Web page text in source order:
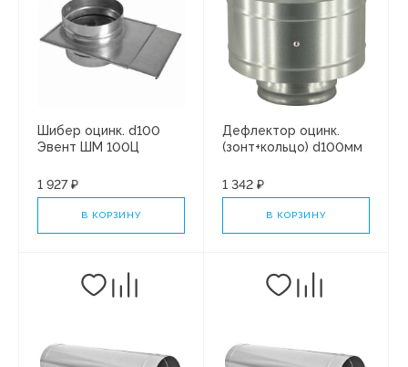
Шибер оцинк. d100
Эвент ШМ 100Ц
1 927 ₽
В КОРЗИНУ
Дефлектор оцинк.
(зонт+кольцо) d100мм
1 342 ₽
В КОРЗИНУ